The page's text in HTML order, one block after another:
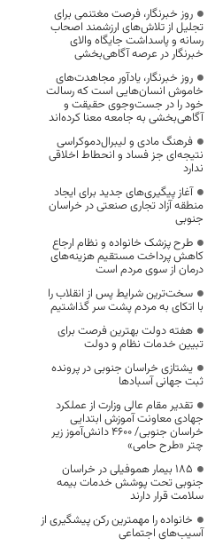
روز خبرنگار، فرصت مغتنمی برای
تجلیل از تلاش‌های ارزشمند اصحاب
رسانه و پاسداشت جایگاه والای
خبرنگار در عرصه آگاهی‌بخشی
روز خبرنگار، یادآور مجاهدت‌های
خاموش انسان‌هایی است که رسالت
خود را در جست‌وجوی حقیقت و
آگاهی‌بخشی به جامعه معنا کرده‌اند
فرهنگ مادی و لیبرال‌دموکراسی
نتیجه‌ای جز فساد و انحطاط اخلاقی
ندارد
آغاز پیگیری‌های جدید برای ایجاد
منطقه آزاد تجاری صنعتی در خراسان
جنوبی
طرح پزشک خانواده و نظام ارجاع
کاهش پرداخت مستقیم هزینه‌های
درمان از سوی مردم است
سخت‌ترین شرایط پس از انقلاب را
با اتکای به مردم پشت سر گذاشتیم
هفته دولت بهترین فرصت برای
تبیین خدمات نظام و دولت
یشتازی خراسان جنوبی در پرونده
ثبت جهانی آسبادها
تقدیر مقام عالی وزارت از عملکرد
جهادی معاونت آموزش ابتدایی
خراسان جنوبی/ ۴۶۰۰ دانش‌آموز زیر
چتر «طرح حامی»
۱۸۵ بیمار هموفیلی در خراسان
جنوبی تحت پوشش خدمات بیمه
سلامت قرار دارند
خانواده را مهمترین رکن پیشگیری از
آسیب‌های اجتماعی